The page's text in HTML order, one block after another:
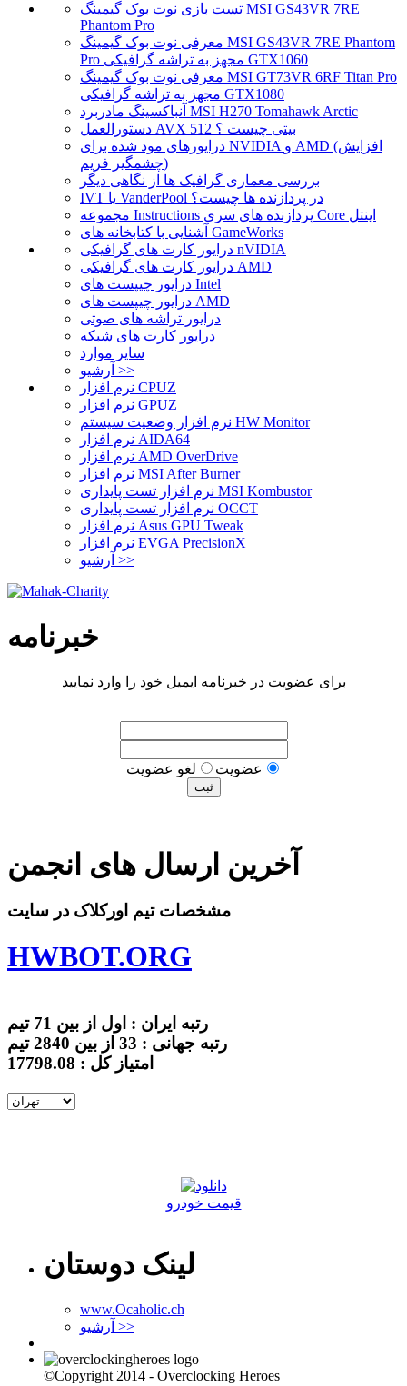
تست بازی نوت بوک گیمینگ MSI GS43VR 7RE
Phantom Pro
معرفی نوت بوک گیمینگ MSI GS43VR 7RE Phantom
Pro مجهز به تراشه گرافیکی GTX1060
معرفی نوت بوک گیمینگ MSI GT73VR 6RF Titan Pro
مجهز به تراشه گرافیکی GTX1080
آنباکسینگ مادربرد MSI H270 Tomahawk Arctic
دستورالعمل AVX 512 بیتی چیست ؟
درایورهای مود شده برای NVIDIA و AMD (افزایش
چشمگیر فریم)
بررسی معماری گرافیک ها از نگاهی دیگر
IVT یا VanderPool در پردازنده ها چیست؟
مجموعه Instructions پردازنده های سری Core اینتل
آشنایی با کتابخانه های GameWorks
درایور کارت های گرافیکی nVIDIA
درایور کارت های گرافیکی AMD
درایور چیپست های Intel
درایور چیپست های AMD
درایور تراشه های صوتی
درایور کارت های شبکه
سایر موارد
آرشیو >>
نرم افزار CPUZ
نرم افزار GPUZ
نرم افزار وضعیت سیستم HW Monitor
نرم افزار AIDA64
نرم افزار AMD OverDrive
نرم افزار MSI After Burner
نرم افزار تست پایداری MSI Kombustor
نرم افزار تست پایداری OCCT
نرم افزار Asus GPU Tweak
نرم افزار EVGA PrecisionX
آرشیو >>
خبرنامه
برای عضویت در خبرنامه ایمیل خود را وارد نمایید
عضويت لغو عضويت
آخرین ارسال های انجمن
مشخصات تیم اورکلاک در سایت
HWBOT.ORG
رتبه ایران : اول از بین 71 تیم
رتبه جهانی : 33 از بین 2840 تیم
امتیاز کل : 17798.08
قیمت خودرو
لینک دوستان
www.Ocaholic.ch
آرشیو >>
©Copyright 2014 - Overclocking Heroes